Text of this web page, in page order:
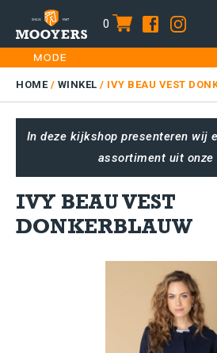
0 item
Skip
to
content
HOME
DAMES
KIDS
PLUS SIZE
CONTACT
HOME/ WINKEL / IVY BEAU VEST
In deze kijkshop presenteren wij
assortiment uit onze
IVY BEAU VEST
DONKERBLAUW